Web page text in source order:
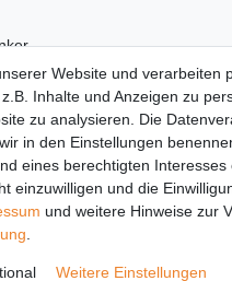
Website und verarbeiten
Inhalte und Anzeigen zu
zu analysieren. Die
in den Einstellungen
eines berechtigten
einzuwilligen und die
und weitere Hinweise zur
Weitere Einstellungen